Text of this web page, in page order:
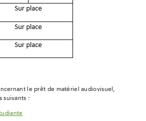
le prêt de matériel audiovisuel,
suivants :